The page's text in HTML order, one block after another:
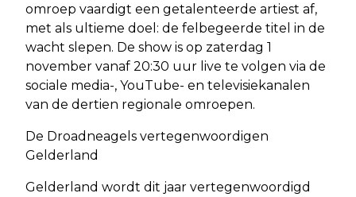
omroep vaardigt een getalenteerde artiest af,
met als ultieme doel: de felbegeerde titel in de
wacht slepen. De show is op zaterdag 1
november vanaf 20:30 uur live te volgen via de
sociale media-, YouTube- en televisiekanalen
van de dertien regionale omroepen.
De Droadneagels vertegenwoordigen
Gelderland
Gelderland wordt dit jaar vertegenwoordigd